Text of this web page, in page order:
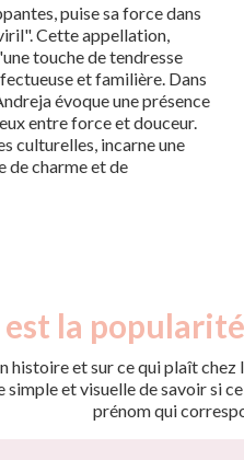
puise sa force dans
Cette appellation,
touche de tendresse
et familière. Dans
évoque une présence
entre force et douceur.
culturelles, incarne une
de charme et de
la
histoire et sur ce qui plaît
et visuelle de savoir si
prénom qui